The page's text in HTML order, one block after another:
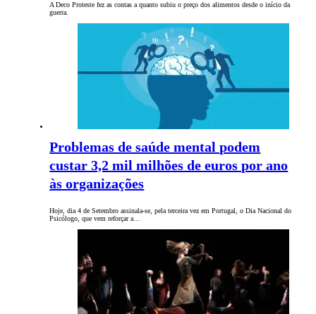
A Deco Proteste fez as contas a quanto subiu o preço dos alimentos desde o início da
guerra.
Problemas de saúde mental podem
custar 3,2 mil milhões de euros por ano
às organizações
Hoje, dia 4 de Setembro assinala-se, pela terceira vez em Portugal, o Dia Nacional do
Psicólogo, que vem reforçar a…